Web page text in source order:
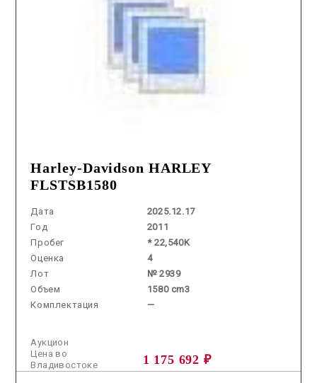
Harley-Davidson HARLEY
FLSTSB1580
Дата
2025.12.17
Год
2011
Пробег
* 22,540K
Оценка
4
Лот
№ 2939
Объем
1580 cm3
Комплектация
—
Аукцион
1 175 692 ₽
Цена во
Владивостоке